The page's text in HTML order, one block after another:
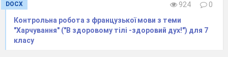
DOCX 924
0
Контрольна робота з французької мови з теми
"Харчування" ("В здоровому тілі -здоровий дух!") для 7
класу